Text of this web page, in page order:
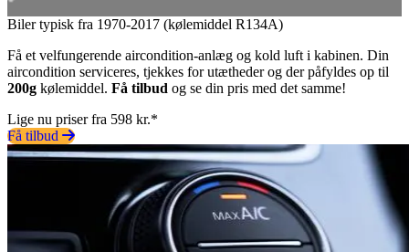
Biler typisk fra 1970-2017 (kølemiddel R134A)
Få et velfungerende aircondition-anlæg og kold luft i kabinen. Din
aircondition serviceres, tjekkes for utætheder og der påfyldes op til
200g kølemiddel. Få tilbud og se din pris med det samme!
Lige nu priser fra 598 kr.*
Få tilbud